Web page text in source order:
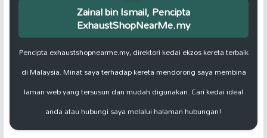
Zainal bin Ismail, Pencipta
ExhaustShopNearMe.my
Pencipta exhaustshopnearme.my, direktori kedai ekzos kereta terbaik
di Malaysia. Minat saya terhadap kereta mendorong saya membina
laman web yang tersusun dan mudah digunakan. Cari kedai ideal
anda atau hubungi saya melalui halaman hubungan!